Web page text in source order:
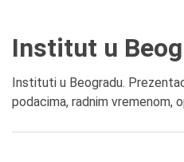
Institut u
Instituti u Beogradu.
podacima, radnim vremenom,